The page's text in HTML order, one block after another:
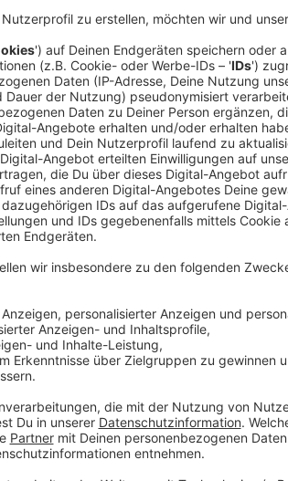
Anzeige
Auf CIA Station Chief Joe (Zoe Saldana)
soll eine zentrale Rolle im Kampf gegen die
junge Undercover-Agentinnen auszubilden
Ihre Hoffnung setzt sie dabei auf die junge
(Laysla De Oliveira). Sie wird speziell für
Terrororganisation von innen zu stoppen.
Terroristen anfreunden und so die Pläne
Streaming-Dienst: Paramount+
Wir benötigen
den
Wir